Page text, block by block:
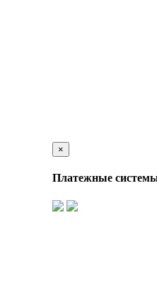
×
Платежные